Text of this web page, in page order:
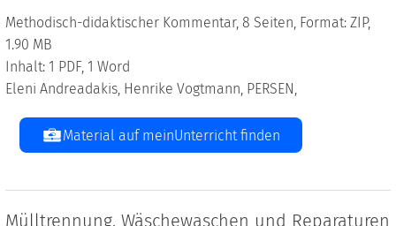
Methodisch-didaktischer Kommentar, 8 Seiten, Format: ZIP,
1.90 MB
Inhalt: 1 PDF, 1 Word
Eleni Andreadakis, Henrike Vogtmann, PERSEN,
Material auf meinUnterricht finden
Mülltrennung, Wäschewaschen und Reparaturen